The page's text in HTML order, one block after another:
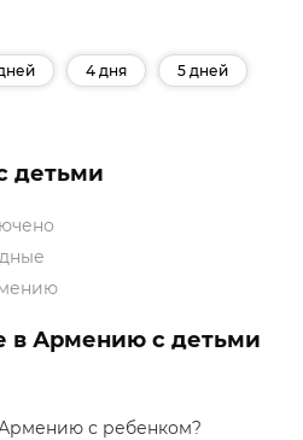
4 дня 5 дней
детьми
в Армению с детьми
Армению с ребенком?